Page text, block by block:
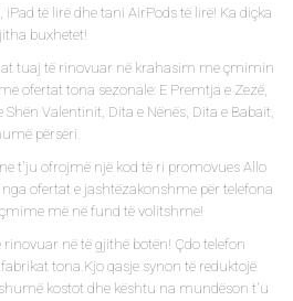
të lirë dhe tani AirPods të lirë! Ka diçka
buxhetet!
tuaj të rinovuar në krahasim me çmimin
ofertat tona sezonale: E Premtja e Zezë,
Valentinit, Dita e Nënës, Dita e Babait,
përsëri.
t'ju ofrojmë një kod të ri promovues Allo
ofertat e jashtëzakonshme për telefona
më në fund të volitshme!
në të gjithë botën! Çdo telefon
tona.Kjo qasje synon të reduktojë
kostot dhe kështu na mundëson t'u